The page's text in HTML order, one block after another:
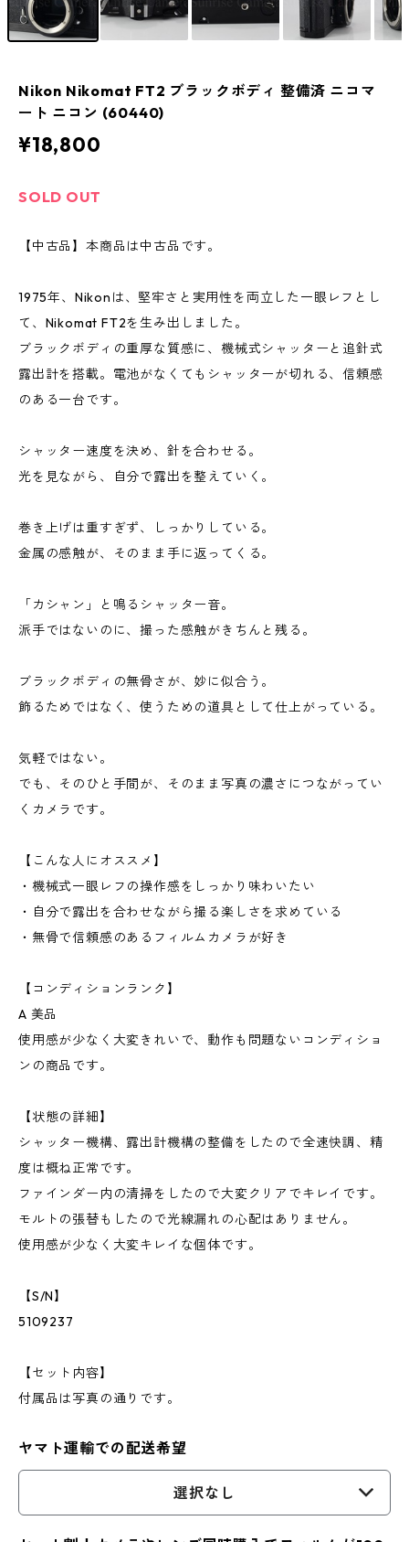
Nikon Nikomat FT2 ブラックボディ 整備済 ニコマ
ート ニコン (60440)
¥18,800
SOLD OUT
【中古品】本商品は中古品です。
1975年、Nikonは、堅牢さと実用性を両立した一眼レフとし
て、Nikomat FT2を生み出しました。
ブラックボディの重厚な質感に、機械式シャッターと追針式
露出計を搭載。電池がなくてもシャッターが切れる、信頼感
のある一台です。
シャッター速度を決め、針を合わせる。
光を見ながら、自分で露出を整えていく。
巻き上げは重すぎず、しっかりしている。
金属の感触が、そのまま手に返ってくる。
「カシャン」と鳴るシャッター音。
派手ではないのに、撮った感触がきちんと残る。
ブラックボディの無骨さが、妙に似合う。
飾るためではなく、使うための道具として仕上がっている。
気軽ではない。
でも、そのひと手間が、そのまま写真の濃さにつながってい
くカメラです。
【こんな人にオススメ】
・機械式一眼レフの操作感をしっかり味わいたい
・自分で露出を合わせながら撮る楽しさを求めている
・無骨で信頼感のあるフィルムカメラが好き
【コンディションランク】
A 美品
使用感が少なく大変きれいで、動作も問題ないコンディショ
ンの商品です。
【状態の詳細】
シャッター機構、露出計機構の整備をしたので全速快調、精
度は概ね正常です。
ファインダー内の清掃をしたので大変クリアでキレイです。
モルトの張替もしたので光線漏れの心配はありません。
使用感が少なく大変キレイな個体です。
【S/N】
5109237
【セット内容】
付属品は写真の通りです。
ヤマト運輸での配送希望
選択なし